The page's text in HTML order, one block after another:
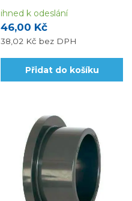
46,00 Kč
38,02 Kč bez DPH
ihned k odeslání
Přidat do košíku